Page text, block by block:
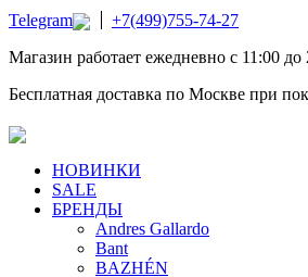
Telegram
+7(499)755-74-27
Магазин работает ежедневно с 11:00 до
Бесплатная доставка по Москве при
НОВИНКИ
SALE
БРЕНДЫ
Andres Gallardo
Bant
BAZHÉN